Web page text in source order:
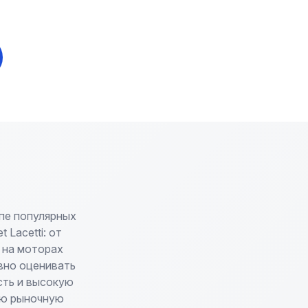
популярных
Lacetti: от
на моторах
оценивать
и высокую
рыночную